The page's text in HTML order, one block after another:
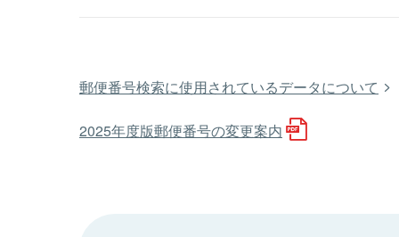
郵便番号検索に使用されているデータについて
2025年度版郵便番号の変更案内